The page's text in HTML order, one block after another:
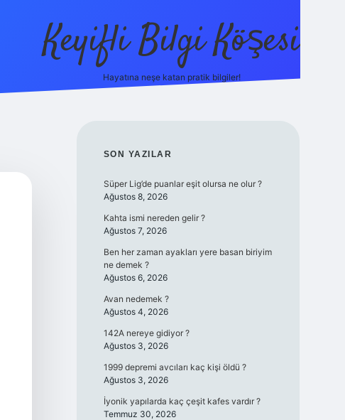
Keyifli Bilgi Köşesi
Hayatına neşe katan pratik bilgiler!
SIDEBAR
SON YAZILAR
Süper Lig’de puanlar eşit olursa ne olur ?
Ağustos 8, 2026
Kahta ismi nereden gelir ?
Ağustos 7, 2026
Ben her zaman ayakları yere basan biriyim
ne demek ?
Ağustos 6, 2026
Avan nedemek ?
Ağustos 4, 2026
142A nereye gidiyor ?
Ağustos 3, 2026
1999 depremi avcıları kaç kişi öldü ?
Ağustos 3, 2026
İyonik yapılarda kaç çeşit kafes vardır ?
Temmuz 30, 2026